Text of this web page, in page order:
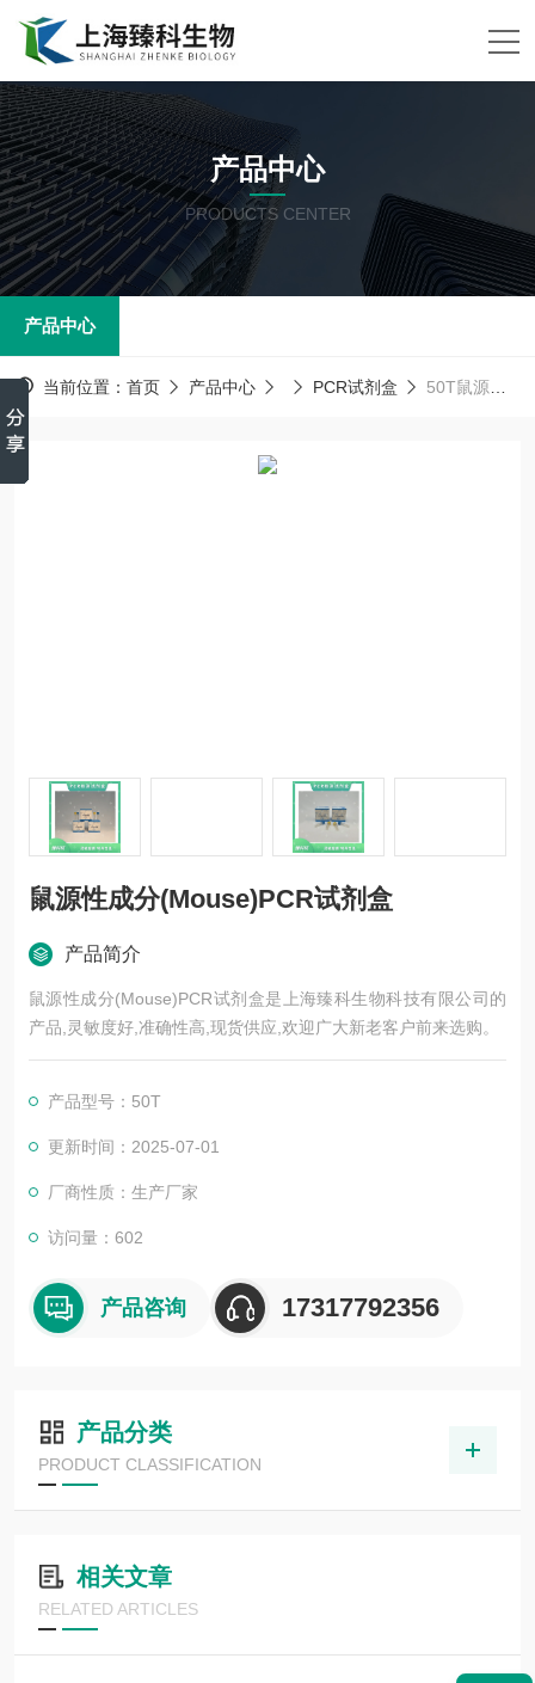
产品中心
PRODUCTS CENTER
产品中心
当前位置： 首页 产品中心 PCR试剂盒 50T鼠源性成分(Mouse)PCR试剂盒
鼠源性成分(Mouse)PCR试剂盒
产品简介
鼠源性成分(Mouse)PCR试剂盒是上海臻科生物科技有限公司的
产品,灵敏度好,准确性高,现货供应,欢迎广大新老客户前来选购。
产品型号：50T
更新时间：2025-07-01
厂商性质：生产厂家
访问量：602
产品咨询 17317792356
产品分类
PRODUCT CLASSIFICATION
相关文章
RELATED ARTICLES